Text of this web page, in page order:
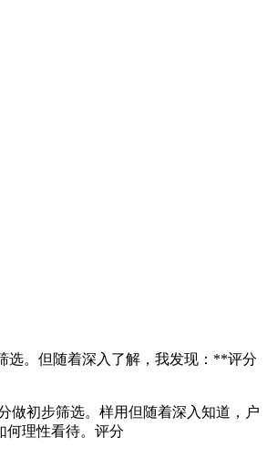
选。但随着深入了解，我发现：**评分
做初步筛选。样用但随着深入知道，户
何理性看待。评分